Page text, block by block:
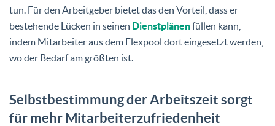
tun. Für den Arbeitgeber bietet das den Vorteil, dass er
bestehende Lücken in seinen Dienstplänenfüllen kann,
indem Mitarbeiter aus dem Flexpool dort eingesetzt werden,
wo der Bedarf am größten ist.
Selbstbestimmung der Arbeitszeit sorgt
für mehr Mitarbeiterzufriedenheit